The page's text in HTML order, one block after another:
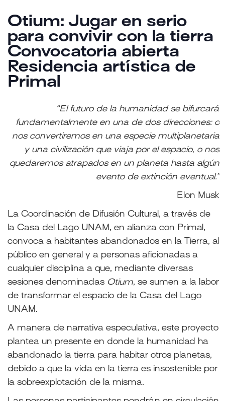
Otium: Jugar en serio
para convivir con la tierra
Convocatoria abierta
Residencia artística de
Primal
“El futuro de la humanidad se bifurcará
fundamentalmente en una de dos direcciones: o
nos convertiremos en una especie multiplanetaria
y una civilización que viaja por el espacio, o nos
quedaremos atrapados en un planeta hasta algún
evento de extinción eventual.”
Elon Musk
La Coordinación de Difusión Cultural, a través de
la Casa del Lago UNAM, en alianza con Primal,
convoca a habitantes abandonados en la Tierra, al
público en general y a personas aficionadas a
cualquier disciplina a que, mediante diversas
sesiones denominadas Otium, se sumen a la labor
de transformar el espacio de la Casa del Lago
UNAM.
A manera de narrativa especulativa, este proyecto
plantea un presente en donde la humanidad ha
abandonado la tierra para habitar otros planetas,
debido a que la vida en la tierra es insostenible por
la sobreexplotación de la misma.